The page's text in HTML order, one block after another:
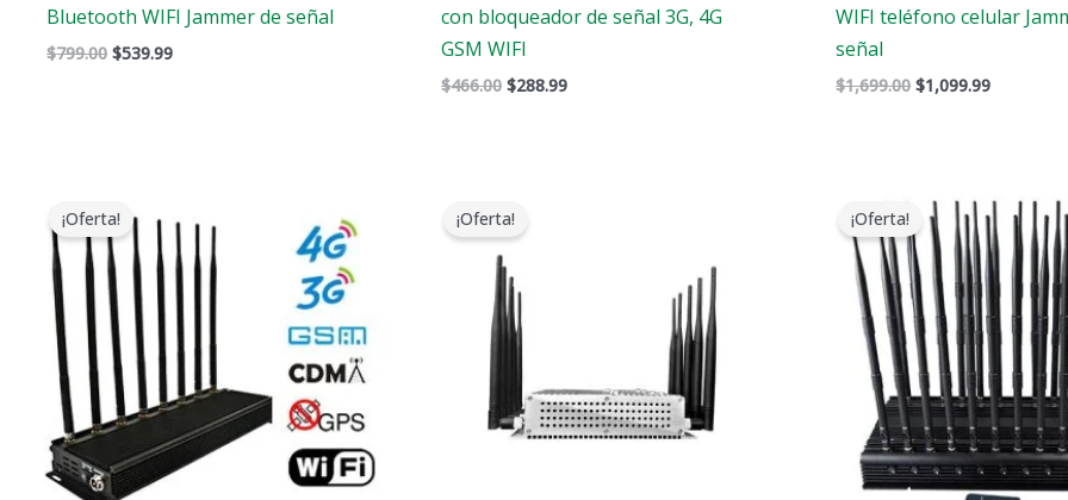
Bluetooth WIFI Jammer de señal
$799.00 $539.99
con bloqueador de señal 3G, 4G
GSM WIFI
$466.00 $288.99
WIFI teléfono celular
señal
$1,699.00 $1,099.99
¡Oferta! original
era:
$1,399.00.
actual
$719.89.
¡Oferta!original
$699.00.
¡Oferta!
precio
original
era:
$1,519.00.
precio
actual
es:
$789.88.